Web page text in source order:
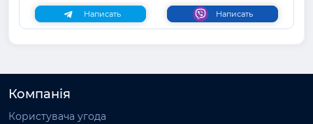
Написать Написать
Компанія
Користувача угода